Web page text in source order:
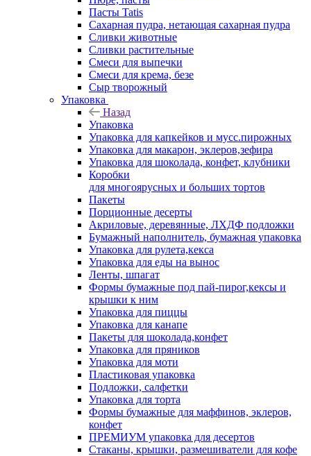
Пасты Tatis
Сахарная пудра, нетающая сахарная пудра
Сливки животные
Сливки растительные
Смеси для выпечки
Смеси для крема, безе
Сыр творожный
Упаковка
Назад
Упаковка
Упаковка для капкейков и мусс.пирожных
Упаковка для макарон, эклеров,зефира
Упаковка для шоколада, конфет, клубники
Коробки
для многоярусных и больших тортов
Пакеты
Порционные десерты
Акриловые, деревянные, ЛХДФ подложки
Бумажный наполнитель, бумажная упаковка
Упаковка для рулета,кекса
Упаковка для еды на вынос
Ленты, шпагат
Формы бумажные под пай-пирог,кексы и
крышки к ним
Упаковка для пиццы
Упаковка для канапе
Пакеты для шоколада,конфет
Упаковка для пряников
Упаковка для моти
Пластиковая упаковка
Подложки, салфетки
Упаковка для торта
Формы бумажные для маффинов, эклеров,
конфет
ПРЕМИУМ упаковка для десертов
Стаканы, крышки, размешиватели для кофе